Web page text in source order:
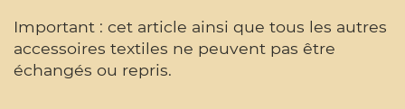
Important : cet article ainsi que tous les autres
accessoires textiles ne peuvent pas être
échangés ou repris.